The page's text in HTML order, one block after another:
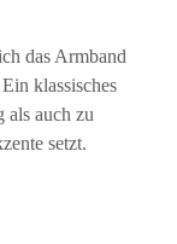
das Armband
klassisches
als auch zu
setzt.